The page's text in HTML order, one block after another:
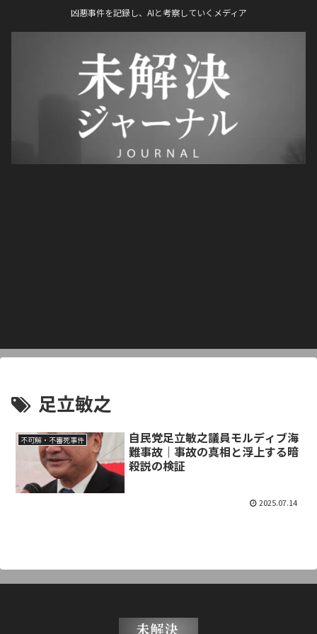
凶悪事件を記録し、AIと考察していくメディア
足立敏之
不可解・不審死事件
自民党足立敏之議員モルディブ海
難事故｜事故の真相と浮上する暗
殺説の検証
2025.07.14